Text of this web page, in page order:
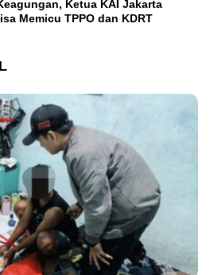
Ketua KAI Jakarta
Memicu TPPO dan KDRT